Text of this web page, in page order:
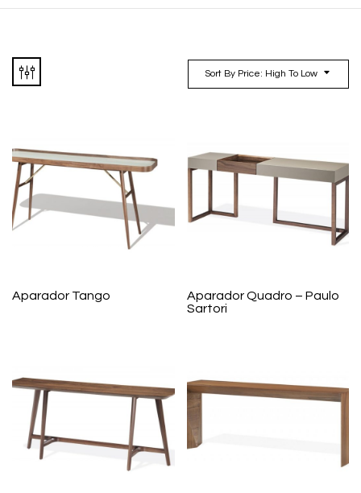
Sort By Price: High To Low
Aparador Tango
Aparador Quadro – Paulo
Sartori